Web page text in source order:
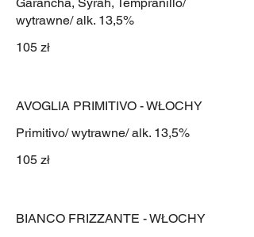
wytrawne/ alk. 13,5%
105 zł
AVOGLIA PRIMITIVO - WŁOCHY
Primitivo/ wytrawne/ alk. 13,5%
105 zł
BIANCO FRIZZANTE - WŁOCHY